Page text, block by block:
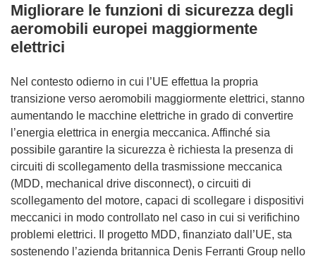
Migliorare le funzioni di sicurezza degli
aeromobili europei maggiormente
elettrici
Nel contesto odierno in cui l’UE effettua la propria
transizione verso aeromobili maggiormente elettrici, stanno
aumentando le macchine elettriche in grado di convertire
l’energia elettrica in energia meccanica. Affinché sia
possibile garantire la sicurezza è richiesta la presenza di
circuiti di scollegamento della trasmissione meccanica
(MDD, mechanical drive disconnect), o circuiti di
scollegamento del motore, capaci di scollegare i dispositivi
meccanici in modo controllato nel caso in cui si verifichino
problemi elettrici. Il progetto MDD, finanziato dall’UE, sta
sostenendo l’azienda britannica Denis Ferranti Group nello